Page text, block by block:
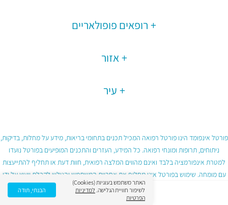
רופאים פופולאריים
אזור
עיר
פורטל אינפומד הינו פורטל רפואה המכיל תכנים בתחומי בריאות, מידע על מחלות, בדיקות,
ניתוחים, תרופות ומונחי רפואה. כל המידע, העזרים והתכנים המופיעים בפורטל נועדו
למטרת אינפורמציה בלבד ואינם מהווים המלצה רפואית, חוות דעת או תחליף להתייעצות
עם מומחה. שימוש בפורטל אינו מחליף את אחריות המשתמש והגולש לקבלת ייעוץ על ידי
גורם רפואי מוסמך ובכפוף לתנאי השימוש בפורטל.
האתר משתמש בעוגיות (Cookies)
לשיפור חוויית הגלישה. למדיניות
הפרטיות
הבנתי, תודה